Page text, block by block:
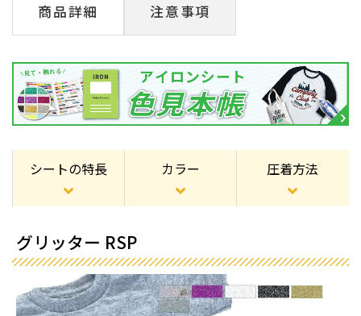
商品詳細 注意事項
シートの特長 カラー 圧着方法
グリッター RSP